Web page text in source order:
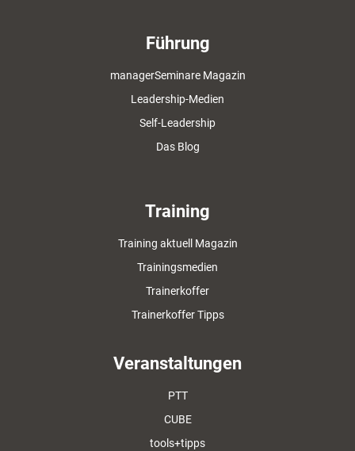
Führung
managerSeminare Magazin
Leadership-Medien
Self-Leadership
Das Blog
Training
Training aktuell Magazin
Trainingsmedien
Trainerkoffer
Trainerkoffer Tipps
Veranstaltungen
PTT
CUBE
tools+tipps